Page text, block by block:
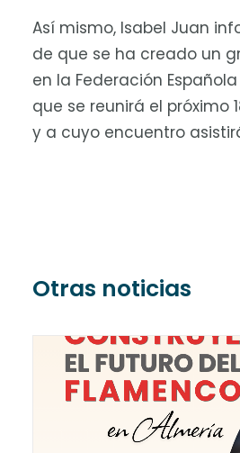
Así mismo, Isabel Juan
de que se ha creado un
en la Federación
que se reunirá el próximo
y a cuyo encuentro asistirá
Otras noticias